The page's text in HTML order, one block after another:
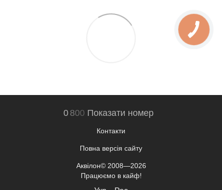
0 800 Показати номер
Контакти
Повна версія сайту
Аквілон© 2008—2026
Працюємо в кайф!